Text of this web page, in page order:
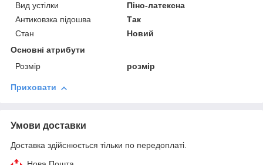
Вид устілки
Піно-латексна
Антиковзка підошва
Так
Стан
Новий
Основні атрибути
Розмір
розмір
Приховати
Умови доставки
Доставка здійснюється тільки по передоплаті.